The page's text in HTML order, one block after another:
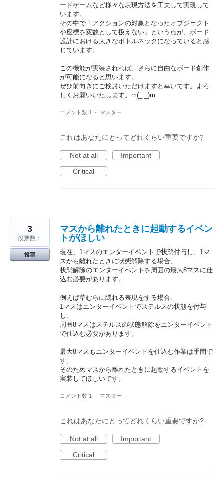
ードゲームなど様々な表現方法を工夫して実現して
います。
その中で「アクションの対象となったオブジェクト
や座標を変数として扱えない」という点が、ボード
設計における大きなボトルネックになっていると感
じています。
この機能が実装されれば、さらに自由なボード創作
が可能になると思います。
ぜひ前向きにご検討いただけますと幸いです。よろ
しくお願いいたします。m(_ _)m
コメント数 1 · マスター
これはあなたにとってどれくらい重要ですか?
Not at all
Important
Critical
マスから離れたときに起動するイベン
トがほしい
現在、1マスのエンターイベントで状態付与し、1マ
スから離れたときに状態解除する場合、
状態解除のエンターイベントを周囲の最大8マスに仕
込む必要があります。
例えば草むらに隠れる表現をする場合、
1マスはエンターイベントでステルスの状態を付与
し、
周囲8マスはステルスの状態解除をエンターイベント
で仕込む必要があります。
最大8マスもエンターイベントを仕込む作業は手間で
す。
そのためマスから離れたときに起動するイベントを
実装してほしいです。
3
投票数：
投票
コメント数 1 · マスター
これはあなたにとってどれくらい重要ですか?
Not at all
Important
Critical